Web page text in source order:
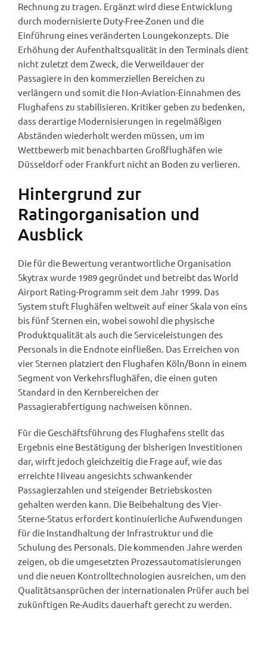
Rechnung zu tragen. Ergänzt wird diese Entwicklung
durch modernisierte Duty-Free-Zonen und die
Einführung eines veränderten Loungekonzepts. Die
Erhöhung der Aufenthaltsqualität in den Terminals dient
nicht zuletzt dem Zweck, die Verweildauer der
Passagiere in den kommerziellen Bereichen zu
verlängern und somit die Non-Aviation-Einnahmen des
Flughafens zu stabilisieren. Kritiker geben zu bedenken,
dass derartige Modernisierungen in regelmäßigen
Abständen wiederholt werden müssen, um im
Wettbewerb mit benachbarten Großflughäfen wie
Düsseldorf oder Frankfurt nicht an Boden zu verlieren.
Hintergrund zur
Ratingorganisation und
Ausblick
Die für die Bewertung verantwortliche Organisation
Skytrax wurde 1989 gegründet und betreibt das World
Airport Rating-Programm seit dem Jahr 1999. Das
System stuft Flughäfen weltweit auf einer Skala von eins
bis fünf Sternen ein, wobei sowohl die physische
Produktqualität als auch die Serviceleistungen des
Personals in die Endnote einfließen. Das Erreichen von
vier Sternen platziert den Flughafen Köln/Bonn in einem
Segment von Verkehrsflughäfen, die einen guten
Standard in den Kernbereichen der
Passagierabfertigung nachweisen können.
Für die Geschäftsführung des Flughafens stellt das
Ergebnis eine Bestätigung der bisherigen Investitionen
dar, wirft jedoch gleichzeitig die Frage auf, wie das
erreichte Niveau angesichts schwankender
Passagierzahlen und steigender Betriebskosten
gehalten werden kann. Die Beibehaltung des Vier-
Sterne-Status erfordert kontinuierliche Aufwendungen
für die Instandhaltung der Infrastruktur und die
Schulung des Personals. Die kommenden Jahre werden
zeigen, ob die umgesetzten Prozessautomatisierungen
und die neuen Kontrolltechnologien ausreichen, um den
Qualitätsansprüchen der internationalen Prüfer auch bei
zukünftigen Re-Audits dauerhaft gerecht zu werden.